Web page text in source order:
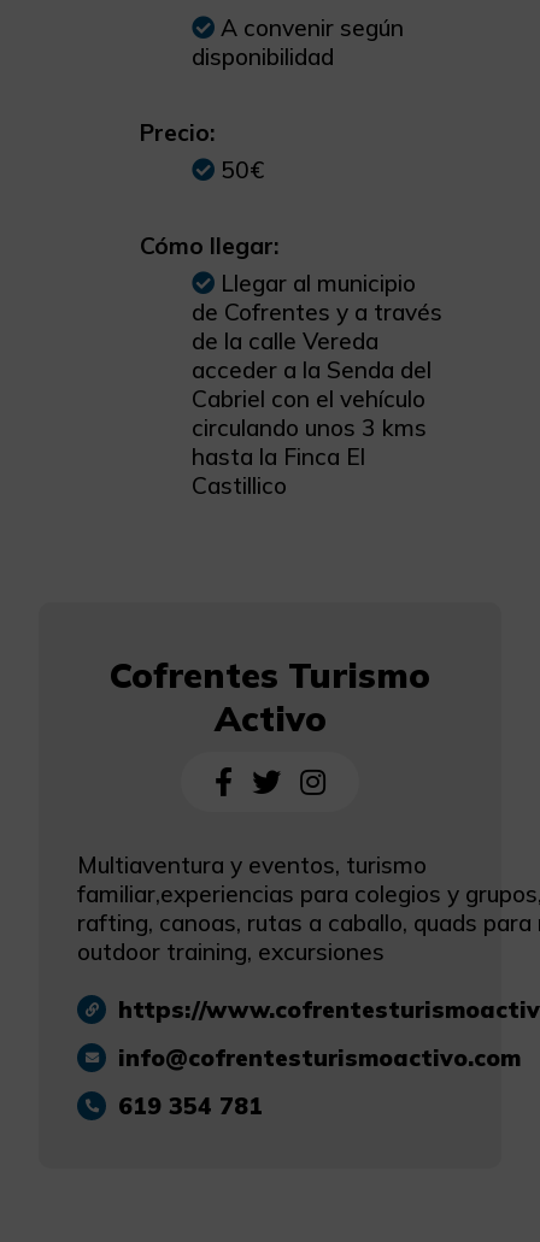
A convenir según
disponibilidad
Precio:
50€
Cómo llegar:
Llegar al municipio
de Cofrentes y a través
de la calle Vereda
acceder a la Senda del
Cabriel con el vehículo
circulando unos 3 kms
hasta la Finca El
Castillico
Cofrentes Turismo
Activo
Multiaventura y eventos, turismo
familiar,experiencias para colegios y
rafting, canoas, rutas a caballo, quads para
outdoor training, excursiones
https://
info@cofrentesturismoactivo.com
619 354 781